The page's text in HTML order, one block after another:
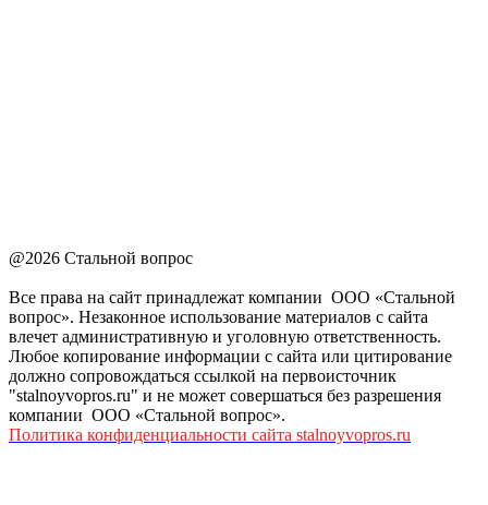
@2026 Стальной вопрос
Все права на сайт принадлежат компании ООО «Стальной
вопрос». Незаконное использование материалов с сайта
влечет административную и уголовную ответственность.
Любое копирование информации с сайта или цитирование
должно сопровождаться ссылкой на первоисточник
"stalnoyvopros.ru" и не может совершаться без разрешения
компании ООО «Стальной вопрос».
Политика конфиденциальности сайта stalnoyvopros.ru